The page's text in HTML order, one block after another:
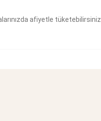
afiyetle tüketebilirsiniz.